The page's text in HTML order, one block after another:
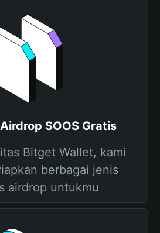
SOOS Gratis
Bitget Wallet, kami
berbagai jenis
airdrop untukmu